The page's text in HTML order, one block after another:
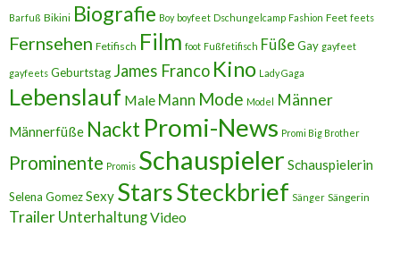
Barfuß Bikini Biografie Boy boyfeet Dschungelcamp Fashion Feet feets
Fernsehen Fetifisch Film foot Fußfetifisch FüßeGay gayfeet
gayfeets Geburtstag James Franco Kino Lady Gaga
Lebenslauf Male Mann Mode Model Männer
Männerfüße Nackt Promi-News Promi Big Brother
Prominente Promis Schauspieler Schauspielerin
Selena GomezSexy StarsSteckbrief Sänger Sängerin
Trailer UnterhaltungVideo